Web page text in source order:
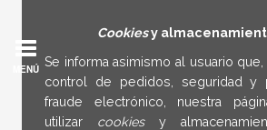
Cookiesy
Se informa asimismo al usuario
control de pedidos, seguridad y
fraude electrónico, nuestra
utilizar cookies y
MENÚ